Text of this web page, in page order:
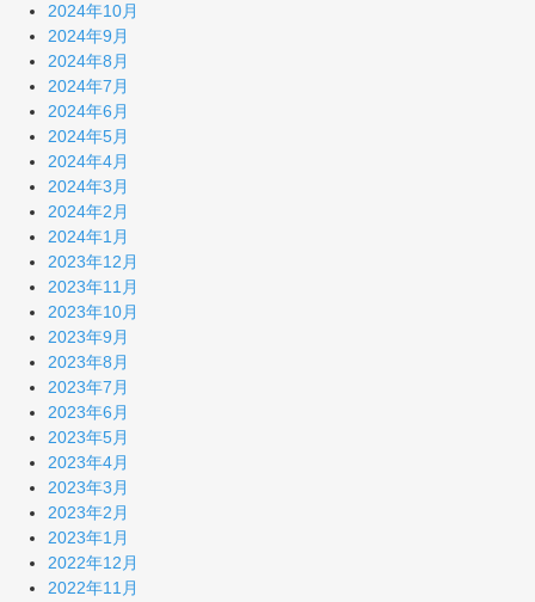
2024年10月
2024年9月
2024年8月
2024年7月
2024年6月
2024年5月
2024年4月
2024年3月
2024年2月
2024年1月
2023年12月
2023年11月
2023年10月
2023年9月
2023年8月
2023年7月
2023年6月
2023年5月
2023年4月
2023年3月
2023年2月
2023年1月
2022年12月
2022年11月